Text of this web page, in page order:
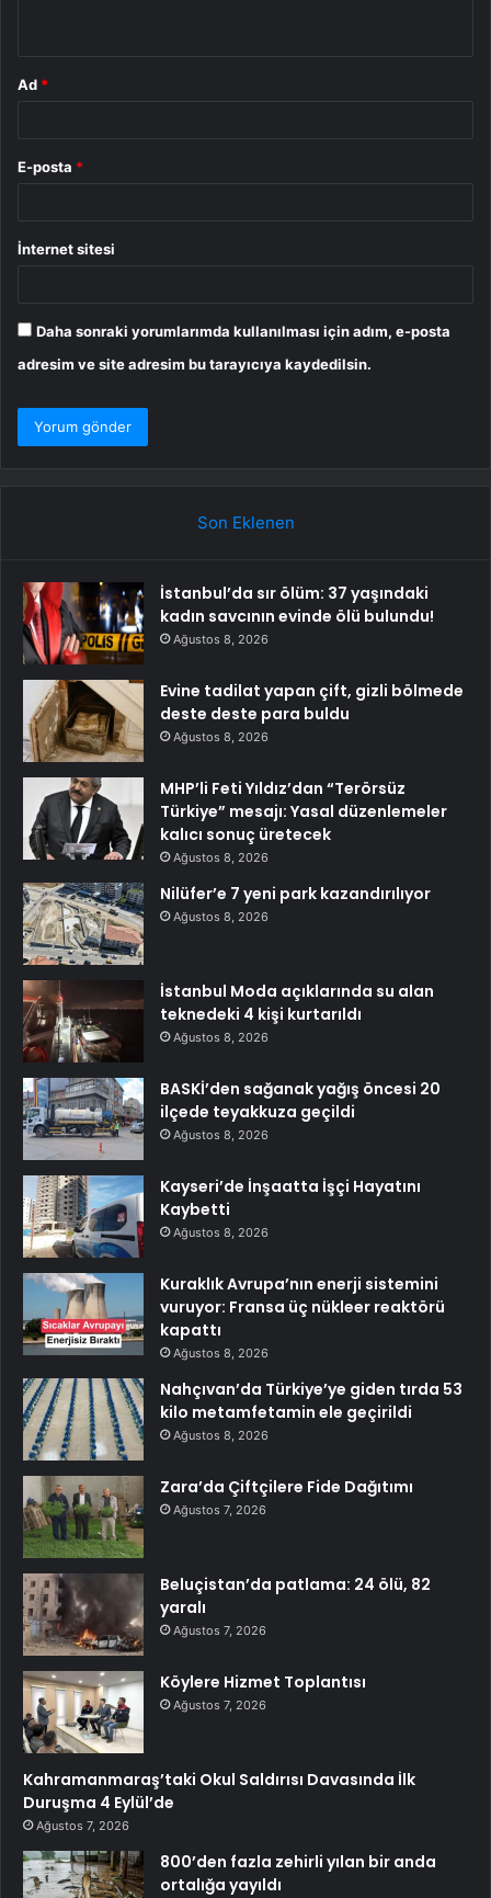
Ad *
E-posta *
İnternet sitesi
Daha sonraki yorumlarımda kullanılması için adım, e-posta
adresim ve site adresim bu tarayıcıya kaydedilsin.
Son Eklenen
İstanbul’da sır ölüm: 37 yaşındaki
kadın savcının evinde ölü bulundu!
Ağustos 8, 2026
Evine tadilat yapan çift, gizli bölmede
deste deste para buldu
Ağustos 8, 2026
MHP’li Feti Yıldız’dan “Terörsüz
Türkiye” mesajı: Yasal düzenlemeler
kalıcı sonuç üretecek
Ağustos 8, 2026
Nilüfer’e 7 yeni park kazandırılıyor
Ağustos 8, 2026
İstanbul Moda açıklarında su alan
teknedeki 4 kişi kurtarıldı
Ağustos 8, 2026
BASKİ’den sağanak yağış öncesi 20
ilçede teyakkuza geçildi
Ağustos 8, 2026
Kayseri’de İnşaatta İşçi Hayatını
Kaybetti
Ağustos 8, 2026
Kuraklık Avrupa’nın enerji sistemini
vuruyor: Fransa üç nükleer reaktörü
kapattı
Ağustos 8, 2026
Nahçıvan’da Türkiye’ye giden tırda 53
kilo metamfetamin ele geçirildi
Ağustos 8, 2026
Zara’da Çiftçilere Fide Dağıtımı
Ağustos 7, 2026
Beluçistan’da patlama: 24 ölü, 82
yaralı
Ağustos 7, 2026
Köylere Hizmet Toplantısı
Ağustos 7, 2026
Kahramanmaraş’taki Okul Saldırısı Davasında İlk
Duruşma 4 Eylül’de
Ağustos 7, 2026
800’den fazla zehirli yılan bir anda
ortalığa yayıldı